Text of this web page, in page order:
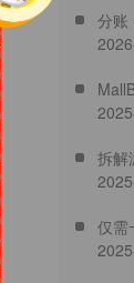
分账
正式
结算
拆解
破局
仅需